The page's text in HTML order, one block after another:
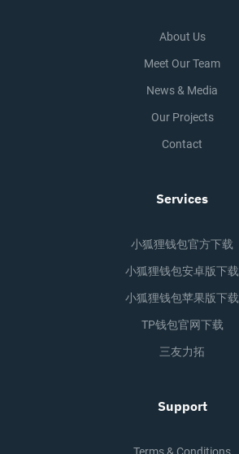
About Us
Meet Our Team
News & Media
Our Projects
Contact
Services
小狐狸钱包官方下载
小狐狸钱包安卓版下载
小狐狸钱包苹果版下载
TP钱包官网下载
三友力拓
Support